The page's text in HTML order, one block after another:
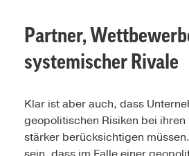
Partner,
systemischer Rivale
Klar ist aber auch, dass
geopolitischen Risiken bei
stärker berücksichtigen